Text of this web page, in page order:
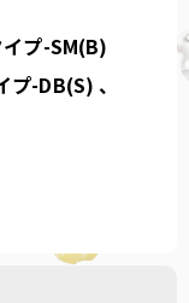
イプ-SM(B)
-DB(S) 、